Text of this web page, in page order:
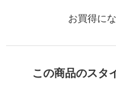
お買得に
この商品のスタ